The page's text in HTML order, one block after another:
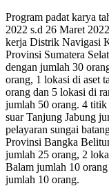
Program padat karya
2022 s.d 26 Maret
kerja Distrik Navigasi
Provinsi Sumatera
dengan jumlah 30
orang, 1 lokasi di aset
orang dan 5 lokasi di
jumlah 50 orang. 4
suar Tanjung Jabung
pelayaran sungai
Provinsi Bangka
jumlah 25 orang, 2
Balam jumlah 10
jumlah 10 orang.